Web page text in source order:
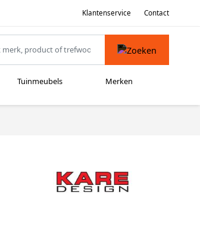
Klantenservice Contact
Tuinmeubels Merken